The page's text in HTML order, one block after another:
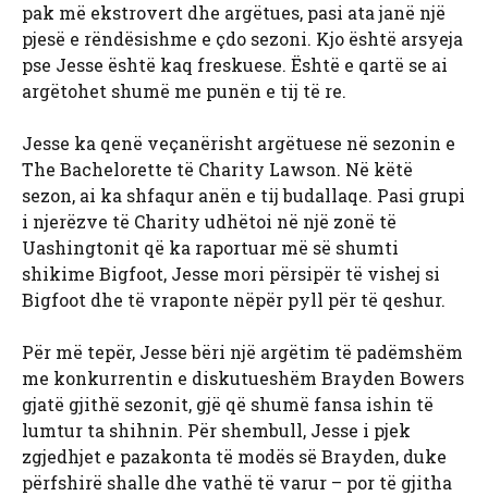
pak më ekstrovert dhe argëtues, pasi ata janë një
pjesë e rëndësishme e çdo sezoni. Kjo është arsyeja
pse Jesse është kaq freskuese. Është e qartë se ai
argëtohet shumë me punën e tij të re.
Jesse ka qenë veçanërisht argëtuese në sezonin e
The Bachelorette të Charity Lawson. Në këtë
sezon, ai ka shfaqur anën e tij budallaqe. Pasi grupi
i njerëzve të Charity udhëtoi në një zonë të
Uashingtonit që ka raportuar më së shumti
shikime Bigfoot, Jesse mori përsipër të vishej si
Bigfoot dhe të vraponte nëpër pyll për të qeshur.
Për më tepër, Jesse bëri një argëtim të padëmshëm
me konkurrentin e diskutueshëm Brayden Bowers
gjatë gjithë sezonit, gjë që shumë fansa ishin të
lumtur ta shihnin. Për shembull, Jesse i pjek
zgjedhjet e pazakonta të modës së Brayden, duke
përfshirë shalle dhe vathë të varur – por të gjitha